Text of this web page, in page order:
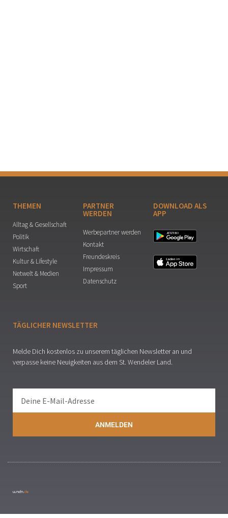
THEMEN
Alltag & Gesellschaft
Politik
Wirtschaft
Kultur & Lifestyle
Netwelt & Medien
Sport
PARTNER
WERDEN
Werbepartner werden
Kontakt
Freundeskreis
Impressum
Datenschutz
DOWNLOAD ALS
APP
TÄGLICHER NEWSLETTER
Melde Dich kostenlos zu unserem täglichen Newsletter an und
verpasse keine Neuigkeiten aus dem St. Wendeler Land.
ANMELDEN